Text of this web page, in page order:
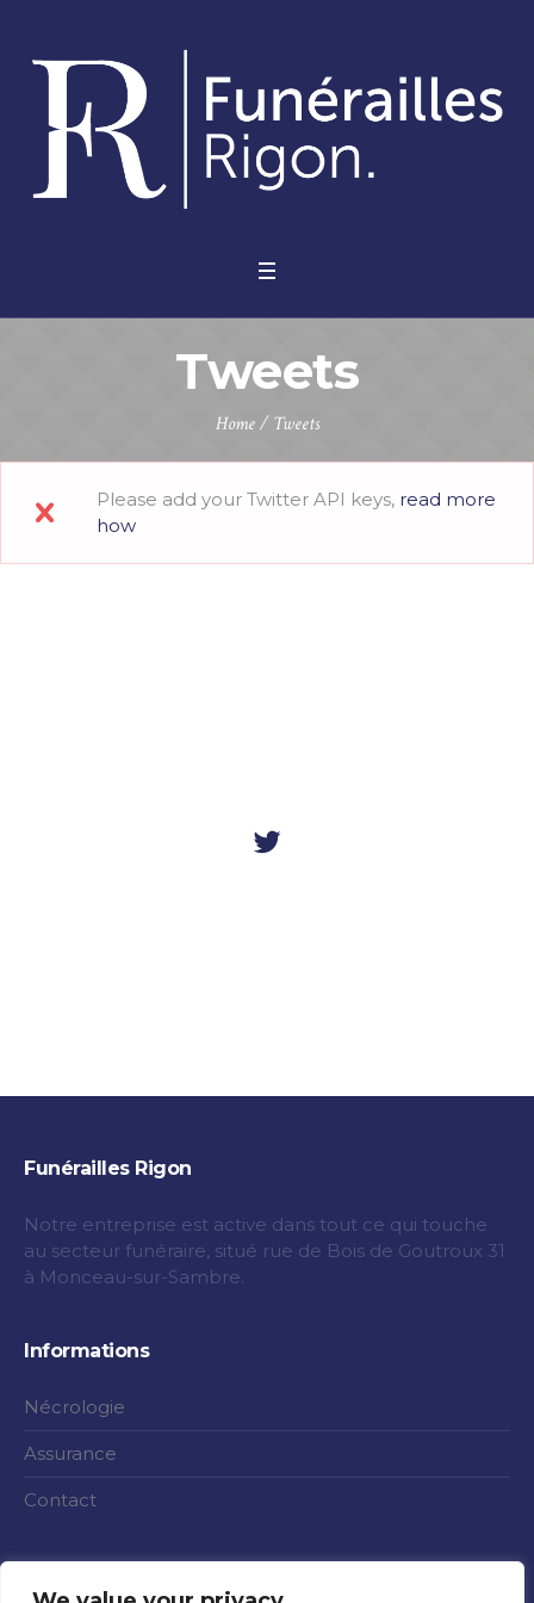
Tweets
Home / Tweets
Please add your Twitter API keys, read more
how
Funérailles Rigon
Notre entreprise est active dans tout ce qui touche
au secteur funéraire, situé rue de Bois de Goutroux 31
à Monceau-sur-Sambre.
Informations
Nécrologie
Assurance
Contact